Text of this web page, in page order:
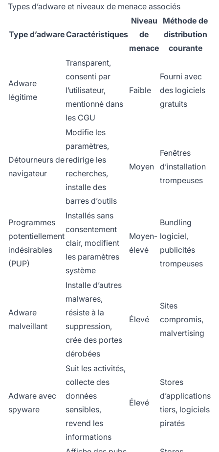
Types d’adware et niveaux de menace associés
Type d’adwareCaractéristiques
Niveau
de
menace
Méthode de
distribution
courante
Adware
légitime
Transparent,
consenti par
l’utilisateur,
mentionné dans
les CGU
Faible
Fourni avec
des logiciels
gratuits
Détourneurs de
navigateur
Modifie les
paramètres,
redirige les
recherches,
installe des
barres d’outils
Moyen
Fenêtres
d’installation
trompeuses
Programmes
potentiellement
indésirables
(PUP)
Installés sans
consentement
clair, modifient
les paramètres
système
Moyen-
élevé
Bundling
logiciel,
publicités
trompeuses
Adware
malveillant
Installe d’autres
malwares,
résiste à la
suppression,
crée des portes
dérobées
Élevé
Sites
compromis,
malvertising
Adware avec
spyware
Suit les activités,
collecte des
données
sensibles,
revend les
informations
Élevé
Stores
d’applications
tiers, logiciels
piratés